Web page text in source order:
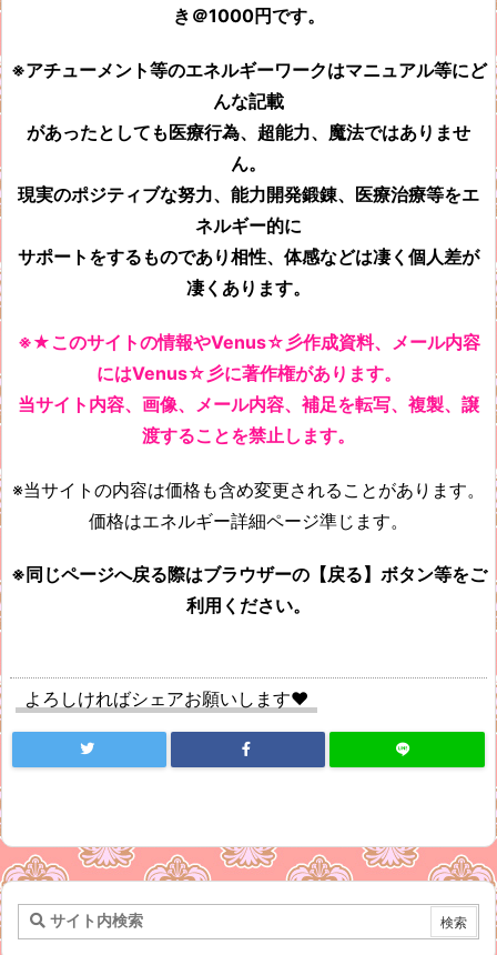
き＠1000円です。
※アチューメント等のエネルギーワークはマニュアル等にど
んな記載
があったとしても医療行為、超能力、魔法ではありませ
ん。
現実のポジティブな努力、能力開発鍛錬、医療治療等をエ
ネルギー的に
サポートをするものであり相性、体感などは凄く個人差が
凄くあります。
※★このサイトの情報やVenus☆彡作成資料、メール内容
にはVenus☆彡に著作権があります。
当サイト内容、画像、メール内容、補足を転写、複製、譲
渡することを禁止します。
※当サイトの内容は価格も含め変更されることがあります。
価格はエネルギー詳細ページ準じます。
※同じページへ戻る際はブラウザーの【戻る】ボタン等をご
利用ください。
よろしければシェアお願いします♥